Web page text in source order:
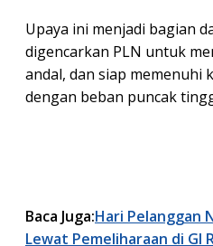
Upaya ini menjadi bagian
digencarkan PLN untuk
andal, dan siap memenuhi
dengan beban puncak
Baca Juga:Hari Pelanggan
Lewat Pemeliharaan di GI